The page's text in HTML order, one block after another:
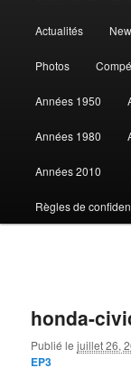
contenu
Actualités
Photos
Années 1950
Années 1980
Années 2010
Règles de
honda-
Publié lejuillet 26,
EP3